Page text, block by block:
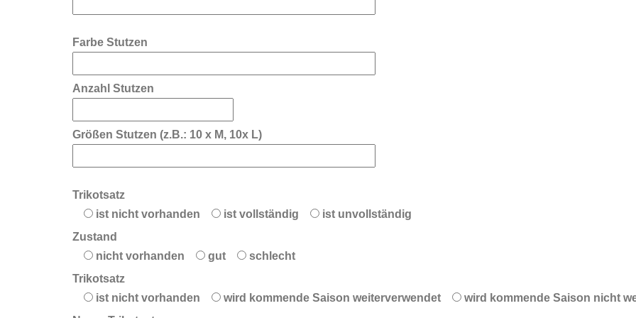
Farbe Stutzen
Anzahl Stutzen
Größen Stutzen (z.B.: 10 x M, 10x L)
Trikotsatz
ist nicht vorhanden
ist vollständig
ist unvollständig
Zustand
nicht vorhanden
gut
schlecht
Trikotsatz
ist nicht vorhanden
wird kommende Saison weiterverwendet
wird kommende Saison nicht